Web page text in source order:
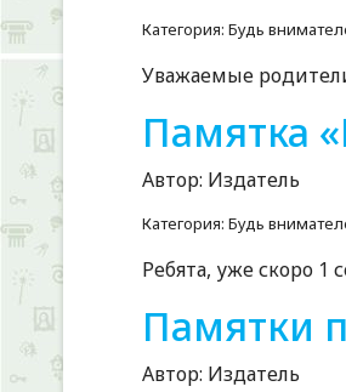
Категория: Будь
Уважаемые
Памятка
Автор: Издатель
Категория: Будь
Ребята, уже скоро 1
Памятки
Автор: Издатель